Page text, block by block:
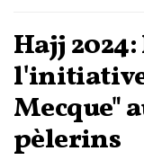
Hajj
l'initiative
Mecque"
pèlerins